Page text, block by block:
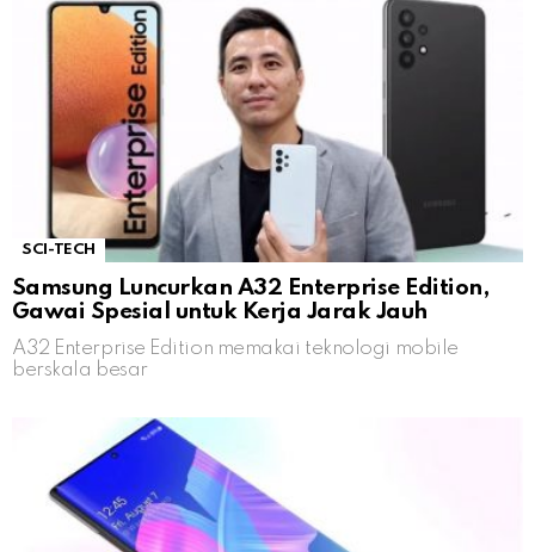
SCI-TECH
Samsung Luncurkan A32 Enterprise Edition,
Gawai Spesial untuk Kerja Jarak Jauh
A32 Enterprise Edition memakai teknologi mobile
berskala besar